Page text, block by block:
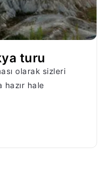
turu
olarak sizleri
hazır hale